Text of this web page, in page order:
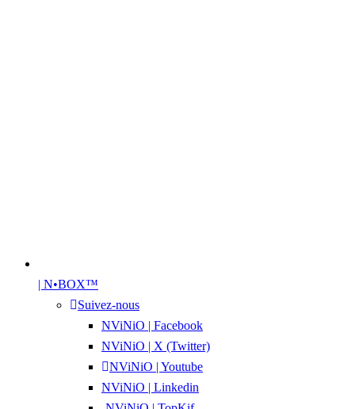
| N•BOX™
Suivez-nous
NViNiO | Facebook
NViNiO | X (Twitter)
NViNiO | Youtube
NViNiO | Linkedin